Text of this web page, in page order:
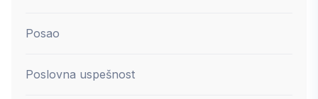
Posao
Poslovna uspešnost